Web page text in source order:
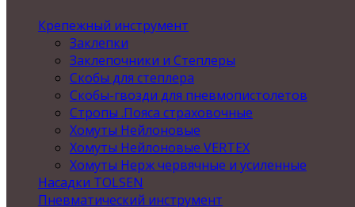
Крепежный инструмент
Заклепки
Заклепочники и Степлеры
Скобы для степлера
Скобы-гвозди для пневмопистолетов
Стропы .Пояса страховочные
Хомуты Нейлоновые
Хомуты Нейлоновые VERTEX
Хомуты Нерж червячные и усиленные
Насадки TOLSEN
Пневматический инструмент